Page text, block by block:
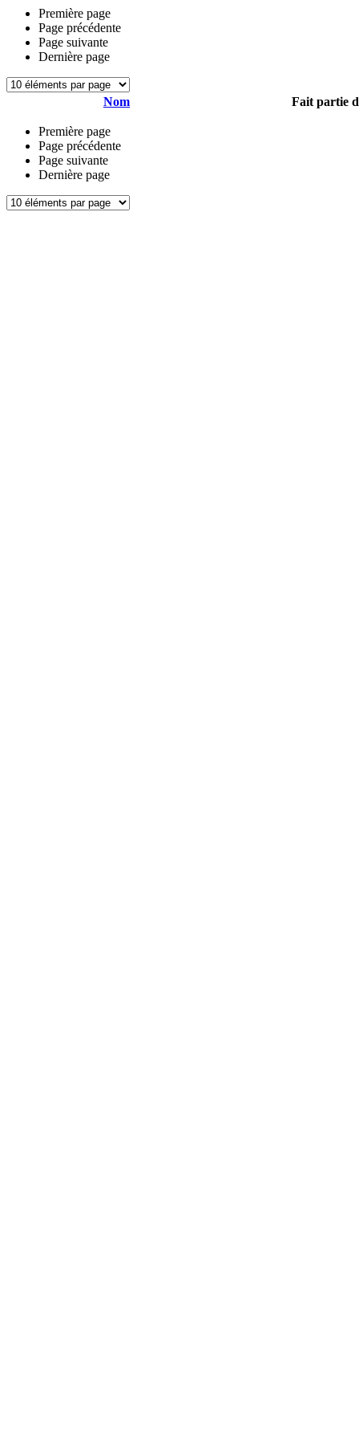
Première page
Page précédente
Page suivante
Dernière page
Nom Fait partie
Première page
Page précédente
Page suivante
Dernière page